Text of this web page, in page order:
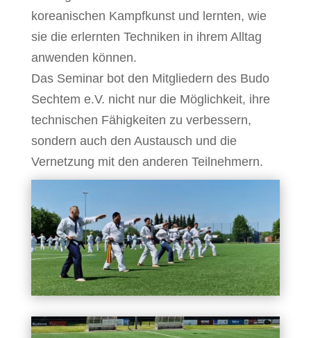
koreanischen Kampfkunst und lernten, wie
sie die erlernten Techniken in ihrem Alltag
anwenden können.
Das Seminar bot den Mitgliedern des Budo
Sechtem e.V. nicht nur die Möglichkeit, ihre
technischen Fähigkeiten zu verbessern,
sondern auch den Austausch und die
Vernetzung mit den anderen Teilnehmern.